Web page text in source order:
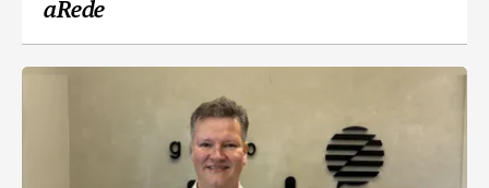
aRede